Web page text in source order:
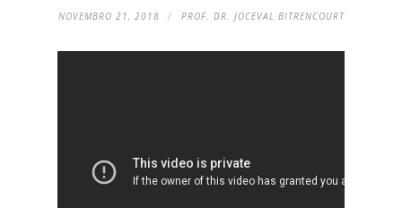
NOVEMBRO 21, 2018 PROF. DR. JOCEVAL BITRENCOURT